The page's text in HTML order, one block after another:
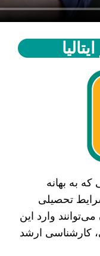
به بهانه
تحصیلی
وارد این
کارشناسی ارشد